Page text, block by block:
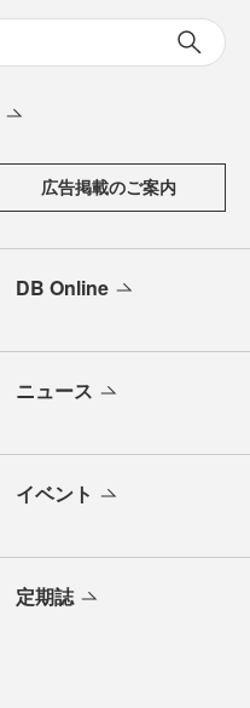
広告掲載のご案内
DB Online
ニュース
イベント
定期誌